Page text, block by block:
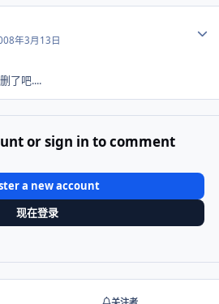
年3月13日
了吧....
or sign in to comment
a new account
现在登录